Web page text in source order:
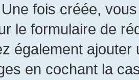
Une fois créée,
le formulaire de
également
en cochant la